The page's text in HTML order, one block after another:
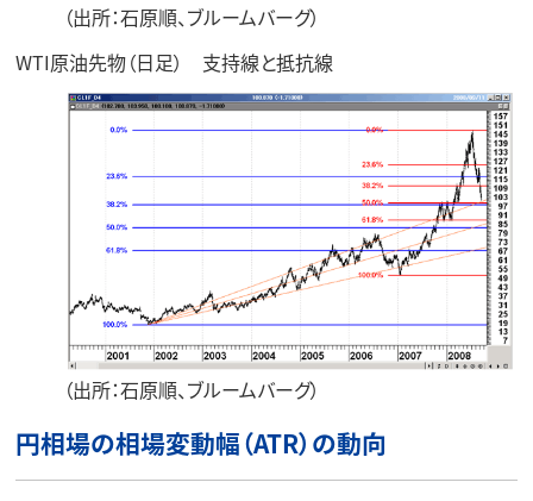
（出所：石原順、ブルームバーグ）
WTI原油先物（日足） 支持線と抵抗線
（出所：石原順、ブルームバーグ）
円相場の相場変動幅（ATR）の動向